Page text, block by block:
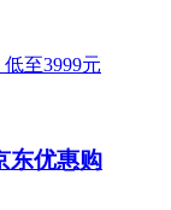
东优惠购